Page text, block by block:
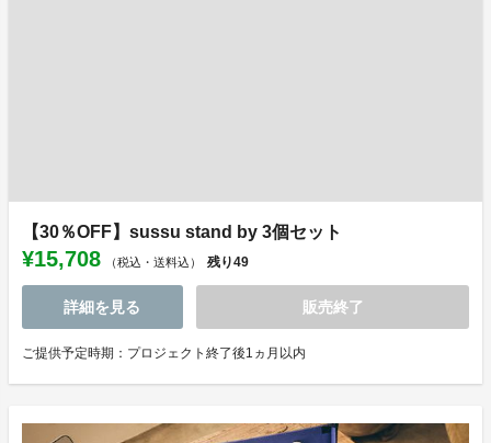
【30％OFF】sussu stand by 3個セット
¥15,708 （税込・送料込） 残り49
詳細を見る 販売終了
ご提供予定時期：プロジェクト終了後1ヵ月以内